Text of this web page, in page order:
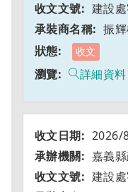
建設
振
收文
詳細資料
2026/
嘉義
建設